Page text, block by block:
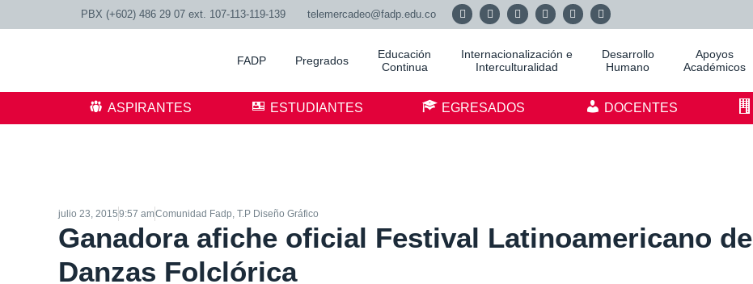
PBX (+602) 486 29 07 ext. 107-113-119-139 telemercadeo@fadp.edu.co
FADP Pregrados
Educación
Continua
Internacionalización e
Interculturalidad
Desarrollo
Humano
Apoyos
Académicos
ASPIRANTES ESTUDIANTES EGRESADOS DOCENTES
julio 23, 20159:57 amComunidad Fadp T.P Diseño Gráfico
Ganadora afiche oficial Festival Latinoamericano de
Danzas Folclórica